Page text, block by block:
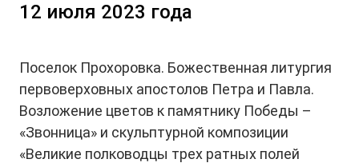
12 июля 2023 года
Поселок Прохоровка. Божественная литургия
первоверховных апостолов Петра и Павла.
Возложение цветов к памятнику Победы –
«Звонница» и скульптурной композиции
«Великие полководцы трех ратных полей